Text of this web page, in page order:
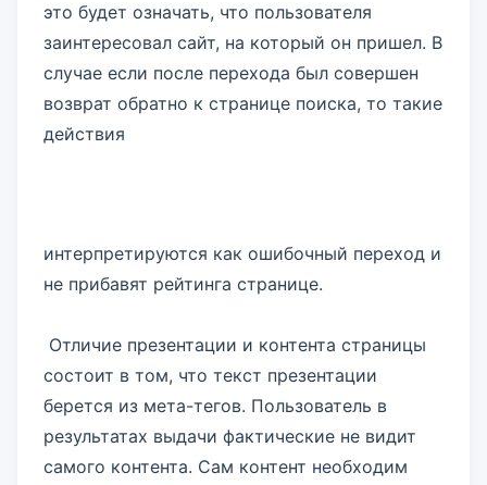
это будет означать, что пользователя
заинтересовал сайт, на который он пришел. В
случае если после перехода был совершен
возврат обратно к странице поиска, то такие
действия
интерпретируются как ошибочный переход и
не прибавят рейтинга странице.
Отличие презентации и контента страницы
состоит в том, что текст презентации
берется из мета-тегов. Пользователь в
результатах выдачи фактические не видит
самого контента. Сам контент необходим